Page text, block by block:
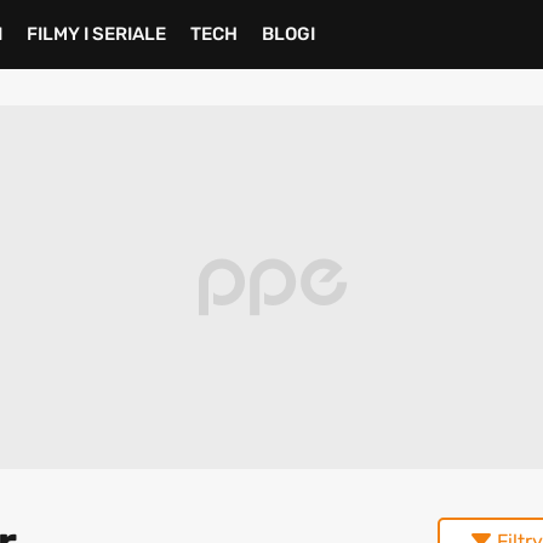
FILMY I SERIALE TECH BLOGI